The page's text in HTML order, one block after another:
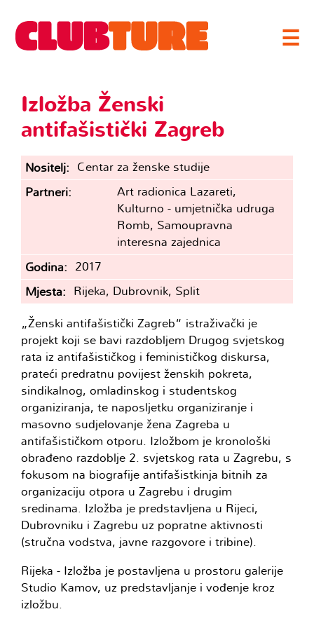
☰
Izložba Ženski
antifašistički Zagreb
Nositelj
Centar za ženske studije
Partneri
Art radionica Lazareti,
Kulturno - umjetnička udruga
Romb, Samoupravna
interesna zajednica
Godina
2017
Mjesta
Rijeka, Dubrovnik, Split
„Ženski antifašistički Zagreb“ istraživački je
projekt koji se bavi razdobljem Drugog svjetskog
rata iz antifašističkog i feminističkog diskursa,
prateći predratnu povijest ženskih pokreta,
sindikalnog, omladinskog i studentskog
organiziranja, te naposljetku organiziranje i
masovno sudjelovanje žena Zagreba u
antifašističkom otporu. Izložbom je kronološki
obrađeno razdoblje 2. svjetskog rata u Zagrebu, s
fokusom na biografije antifašistkinja bitnih za
organizaciju otpora u Zagrebu i drugim
sredinama. Izložba je predstavljena u Rijeci,
Dubrovniku i Zagrebu uz popratne aktivnosti
(stručna vodstva, javne razgovore i tribine).
Rijeka - Izložba je postavljena u prostoru galerije
Studio Kamov, uz predstavljanje i vođenje kroz
izložbu.